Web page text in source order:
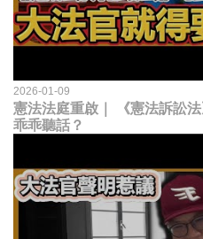
2026-01-09
憲法法庭重啟｜ 《憲法訴訟
乖乖聽話？